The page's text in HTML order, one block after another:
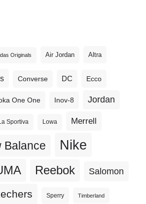
Originals Air Jordan Altra
Converse DC Ecco
One One Inov-8 Jordan
Sportiva Lowa Merrell
Balance Nike
Reebok Salomon
Sperry Timberland